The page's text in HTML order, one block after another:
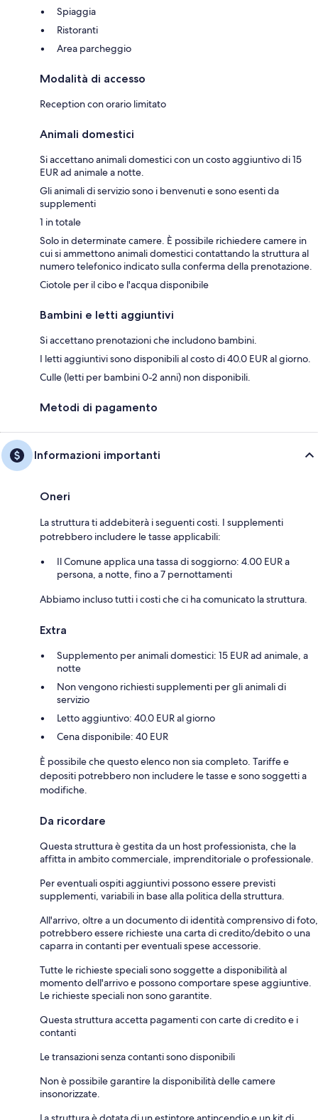
Spiaggia
Ristoranti
Area parcheggio
Modalità di accesso
Reception con orario limitato
Animali domestici
Si accettano animali domestici con un costo aggiuntivo di 15
EUR ad animale a notte.
Gli animali di servizio sono i benvenuti e sono esenti da
supplementi
1 in totale
Solo in determinate camere. È possibile richiedere camere in
cui si ammettono animali domestici contattando la struttura al
numero telefonico indicato sulla conferma della prenotazione.
Ciotole per il cibo e l'acqua disponibile
Bambini e letti aggiuntivi
Si accettano prenotazioni che includono bambini.
I letti aggiuntivi sono disponibili al costo di 40.0 EUR al giorno.
Culle (letti per bambini 0-2 anni) non disponibili.
Metodi di pagamento
Informazioni importanti
Oneri
La struttura ti addebiterà i seguenti costi. I supplementi
potrebbero includere le tasse applicabili:
Il Comune applica una tassa di soggiorno: 4.00 EUR a
persona, a notte, fino a 7 pernottamenti
Abbiamo incluso tutti i costi che ci ha comunicato la struttura.
Extra
Supplemento per animali domestici: 15 EUR ad animale, a
notte
Non vengono richiesti supplementi per gli animali di
servizio
Letto aggiuntivo: 40.0 EUR al giorno
Cena disponibile: 40 EUR
È possibile che questo elenco non sia completo. Tariffe e
depositi potrebbero non includere le tasse e sono soggetti a
modifiche.
Da ricordare
Questa struttura è gestita da un host professionista, che la
affitta in ambito commerciale, imprenditoriale o professionale.
Per eventuali ospiti aggiuntivi possono essere previsti
supplementi, variabili in base alla politica della struttura.
All'arrivo, oltre a un documento di identità comprensivo di foto,
potrebbero essere richieste una carta di credito/debito o una
caparra in contanti per eventuali spese accessorie.
Tutte le richieste speciali sono soggette a disponibilità al
momento dell'arrivo e possono comportare spese aggiuntive.
Le richieste speciali non sono garantite.
Questa struttura accetta pagamenti con carte di credito e i
contanti
Le transazioni senza contanti sono disponibili
Non è possibile garantire la disponibilità delle camere
insonorizzate.